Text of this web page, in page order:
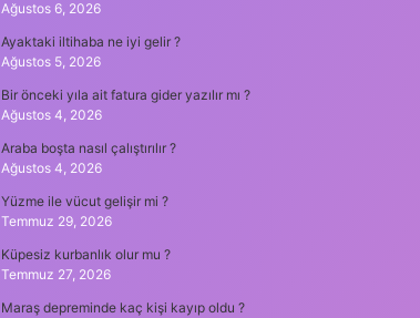
Ağustos 6, 2026
Ayaktaki iltihaba ne iyi gelir ?
Ağustos 5, 2026
Bir önceki yıla ait fatura gider yazılır mı ?
Ağustos 4, 2026
Araba boşta nasıl çalıştırılır ?
Ağustos 4, 2026
Yüzme ile vücut gelişir mi ?
Temmuz 29, 2026
Küpesiz kurbanlık olur mu ?
Temmuz 27, 2026
Maraş depreminde kaç kişi kayıp oldu ?